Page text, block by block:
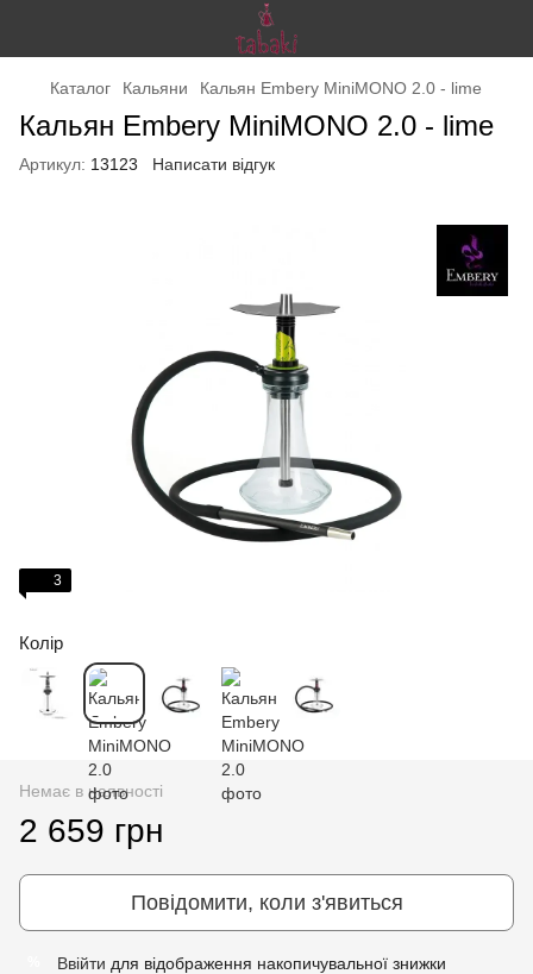
Каталог Кальяни Кальян Embery MiniMONO 2.0 - lime
Кальян Embery MiniMONO 2.0 - lime
Артикул: 13123 Написати відгук
3
Колір
Немає в наявності
2 659 грн
Повідомити, коли з'явиться
Ввійти для відображення накопичувальної знижки